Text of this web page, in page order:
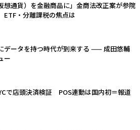
想通貨）を金融商品に」金商法改正案が参院
・分離課税の焦点は
データを持つ時代が到来する —— 成田悠輔
ー
で店頭決済検証 POS連動は国内初＝報道